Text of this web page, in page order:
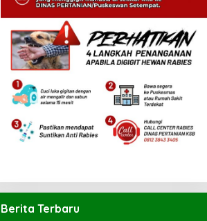
Berita Terbaru